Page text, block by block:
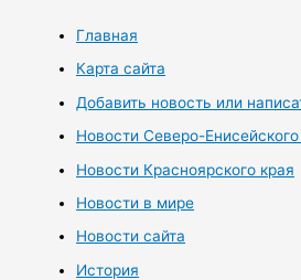
Главная
Карта сайта
Добавить новость или
Новости Северо-Енисейского
Новости Красноярского края
Новости в мире
Новости сайта
История